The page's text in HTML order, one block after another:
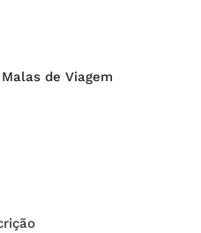
Malas de Viagem